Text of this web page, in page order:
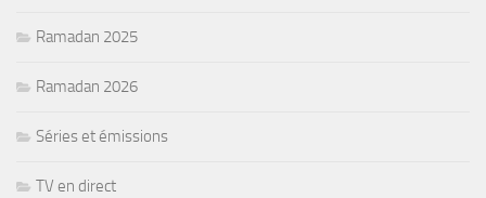
Ramadan 2025
Ramadan 2026
Séries et émissions
TV en direct